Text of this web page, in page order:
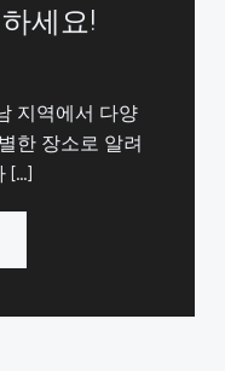
세요!
지역에서 다양
한 장소로 알려
[…]